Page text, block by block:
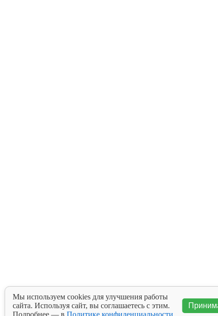
Мы используем cookies для улучшения работы
сайта. Используя сайт, вы соглашаетесь с этим.
Подробнее — вПолитике конфиденциальности